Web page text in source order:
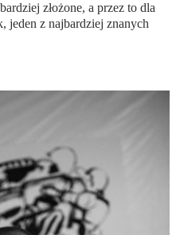
złożone, a przez to dla
jeden z najbardziej znanych